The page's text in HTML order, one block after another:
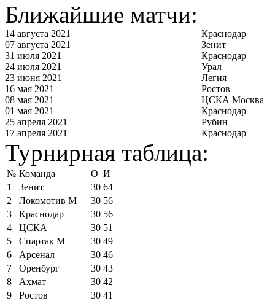
Ближайшие матчи:
14 августа 2021
Краснодар
07 августа 2021
Зенит
31 июля 2021
Краснодар
24 июля 2021
Урал
23 июня 2021
Легия
16 мая 2021
Ростов
08 мая 2021
ЦСКА Москва
01 мая 2021
Краснодар
25 апреля 2021
Рубин
17 апреля 2021
Краснодар
Турнирная таблица:
№ Команда О И
1
Зенит 30 64
2
Локомотив М 30 56
3
Краснодар 30 56
4
ЦСКА 30 51
5
Спартак М 30 49
6
Арсенал 30 46
7
Оренбург 30 43
8
Ахмат 30 42
9
Ростов 30 41